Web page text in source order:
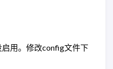
用。修改config文件下